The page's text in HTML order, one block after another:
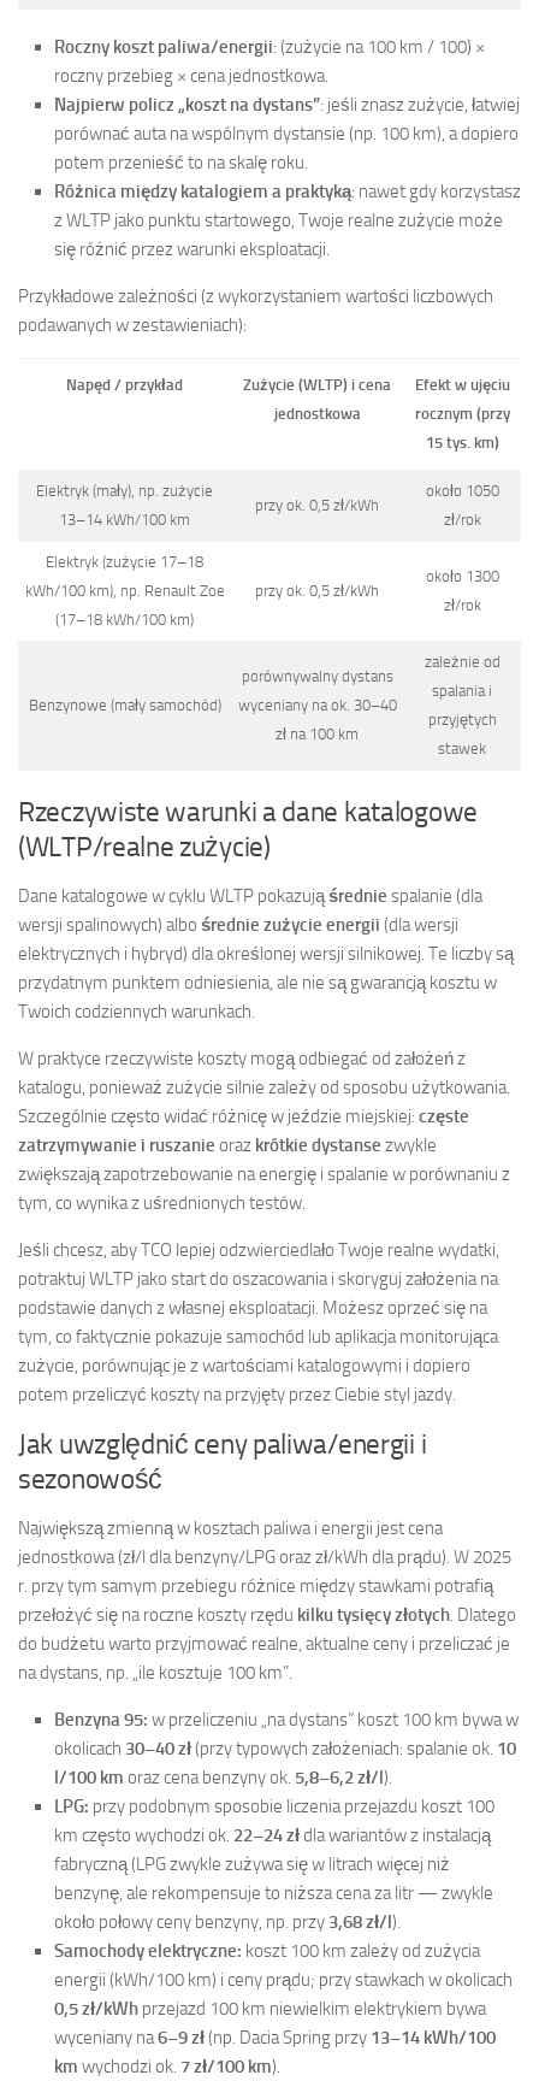
Roczny koszt paliwa/energii: (zużycie na 100 km / 100) ×
roczny przebieg × cena jednostkowa.
Najpierw policz „koszt na dystans”: jeśli znasz zużycie, łatwiej
porównać auta na wspólnym dystansie (np. 100 km), a dopiero
potem przenieść to na skalę roku.
Różnica między katalogiem a praktyką: nawet gdy korzystasz
z WLTP jako punktu startowego, Twoje realne zużycie może
się różnić przez warunki eksploatacji.
Przykładowe zależności (z wykorzystaniem wartości liczbowych
podawanych w zestawieniach):
Napęd / przykład
Zużycie (WLTP) i cena
jednostkowa
Efekt w ujęciu
rocznym (przy
15 tys. km)
Elektryk (mały), np. zużycie
13–14 kWh/100 km
przy ok. 0,5 zł/kWh
około 1050
zł/rok
Elektryk (zużycie 17–18
kWh/100 km), np. Renault Zoe
(17–18 kWh/100 km)
przy ok. 0,5 zł/kWh
około 1300
zł/rok
Benzynowe (mały samochód)
porównywalny dystans
wyceniany na ok. 30–40
zł na 100 km
zależnie od
spalania i
przyjętych
stawek
Rzeczywiste warunki a dane katalogowe
(WLTP/realne zużycie)
Dane katalogowe w cyklu WLTP pokazująśrednie spalanie (dla
wersji spalinowych) albo średnie zużycie energii (dla wersji
elektrycznych i hybryd) dla określonej wersji silnikowej. Te liczby są
przydatnym punktem odniesienia, ale nie są gwarancją kosztu w
Twoich codziennych warunkach.
W praktyce rzeczywiste koszty mogą odbiegać od założeń z
katalogu, ponieważ zużycie silnie zależy od sposobu użytkowania.
Szczególnie często widać różnicę w jeździe miejskiej: częste
zatrzymywanie i ruszanie oraz krótkie dystanse zwykle
zwiększają zapotrzebowanie na energię i spalanie w porównaniu z
tym, co wynika z uśrednionych testów.
Jeśli chcesz, aby TCO lepiej odzwierciedlało Twoje realne wydatki,
potraktuj WLTP jako start do oszacowania i skoryguj założenia na
podstawie danych z własnej eksploatacji. Możesz oprzeć się na
tym, co faktycznie pokazuje samochód lub aplikacja monitorująca
zużycie, porównując je z wartościami katalogowymi i dopiero
potem przeliczyć koszty na przyjęty przez Ciebie styl jazdy.
Jak uwzględnić ceny paliwa/energii i
sezonowość
Największą zmienną w kosztach paliwa i energii jest cena
jednostkowa (zł/l dla benzyny/LPG oraz zł/kWh dla prądu). W 2025
r. przy tym samym przebiegu różnice między stawkami potrafią
przełożyć się na roczne koszty rzędu kilku tysięcy złotych. Dlatego
do budżetu warto przyjmować realne, aktualne ceny i przeliczać je
na dystans, np. „ile kosztuje 100 km”.
Benzyna 95: w przeliczeniu „na dystans” koszt 100 km bywa w
okolicach 30–40 zł(przy typowych założeniach: spalanie ok. 10
l/100 km oraz cena benzyny ok. 5,8–6,2 zł/l).
LPG: przy podobnym sposobie liczenia przejazdu koszt 100
km często wychodzi ok. 22–24 złdla wariantów z instalacją
fabryczną (LPG zwykle zużywa się w litrach więcej niż
benzynę, ale rekompensuje to niższa cena za litr — zwykle
około połowy ceny benzyny, np. przy 3,68 zł/l).
Samochody elektryczne: koszt 100 km zależy od zużycia
energii (kWh/100 km) i ceny prądu; przy stawkach w okolicach
0,5 zł/kWh przejazd 100 km niewielkim elektrykiem bywa
wyceniany na6–9 zł(np. Dacia Spring przy 13–14 kWh/100
km wychodzi ok. 7 zł/100 km).